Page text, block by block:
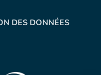
DES DONNÉES